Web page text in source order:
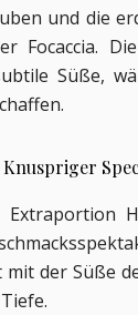
und die
Focaccia.
Süße,
Extraportion
der Süße